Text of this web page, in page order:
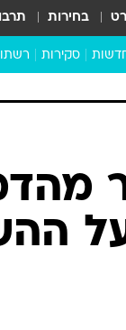
בחירות
סקירות